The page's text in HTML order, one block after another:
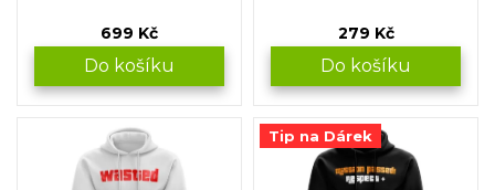
699 Kč
Do košíku
279 Kč
Do košíku
Tip na Dárek